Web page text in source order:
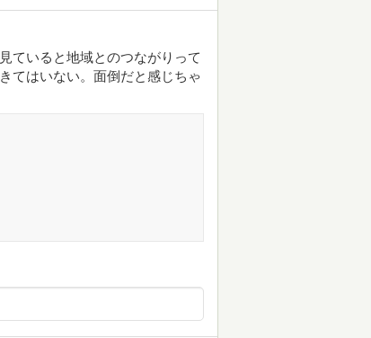
ていると地域とのつながりって
てはいない。面倒だと感じちゃ